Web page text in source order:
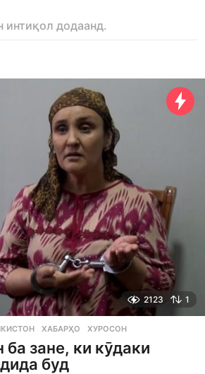
интиқол додаанд.
2123 1
,ХАБАРҲО ,ХУРОСОН
ба зане, ки кӯдаки
буд